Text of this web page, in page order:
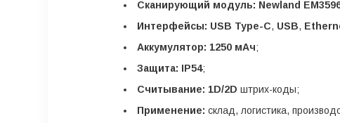
Сканирующий модуль: Newland
Интерфейсы: USB Type-C, USB,
Аккумулятор: 1250 мАч;
Защита: IP54;
Считывание: 1D/2D штрих-коды;
Применение: склад, логистика,